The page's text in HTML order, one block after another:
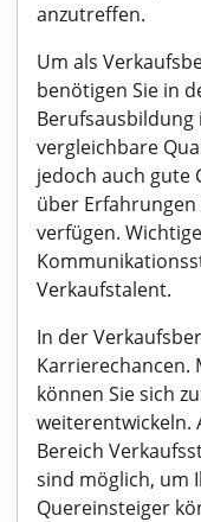
anzutreffen.
Um als
benötigen Sie in
Berufsausbildung
vergleichbare
jedoch auch gute
über
verfügen.
Verkaufstalent.
In der
Karrierechancen.
können Sie sich
weiterentwickeln.
Bereich
sind möglich, um
Quereinsteiger